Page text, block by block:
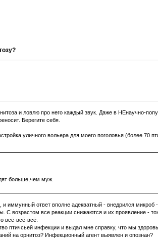
и ловлю про него каждый звук. Даже в НЕнаучно-
Берегите себя.
уличного вольера для моего поголовья (более
больше,чем муж.
иммунный ответ вполне адекватный - внедрился
возрастом все реакции снижаются и их проявление -
всё-всё-всё.
птичсьей инфекции и выдал мне справку, что мы
на орнитоз? Инфекционный агент выявлен и опознан?